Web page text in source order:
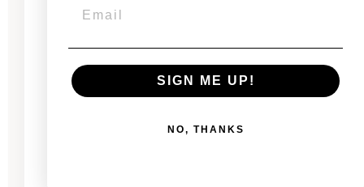
3,5 GHz - 8 Go RAM
SIGN ME UP!
NO, THANKS